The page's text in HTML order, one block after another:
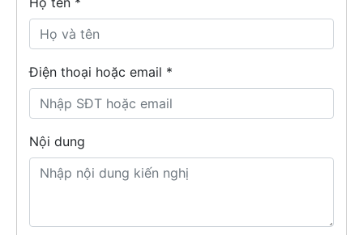
Điện thoại hoặc email *
Nội dung